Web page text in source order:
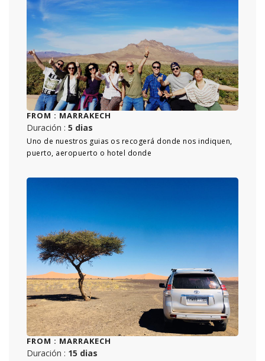
FROM : MARRAKECH
Duración : 5 dias
Uno de nuestros guias os recogerá donde nos indiquen,
puerto, aeropuerto o hotel donde
FROM : MARRAKECH
Duración : 15 dias